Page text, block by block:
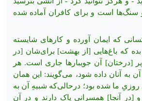
سنگ‌ها است و برای کافران آماده شده
که ایمان آورده و کارهای شایسته
بده که باغ‌‏هایی [از بهشت] برای‌شان [در
[درختان] آن جویبارها جاری است. هر
به آنان داده شود، می‏‌گویند: این همان
ما شده بود؛ درحالی‌که شبیهِ آن به
و [در آنجا] همسرانی پاک دارند و در آن